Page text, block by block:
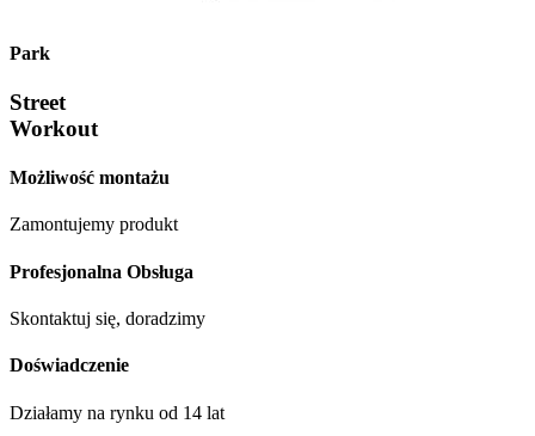
Park
Street
Workout
Możliwość montażu
Zamontujemy produkt
Profesjonalna Obsługa
Skontaktuj się, doradzimy
Doświadczenie
Działamy na rynku od 14 lat